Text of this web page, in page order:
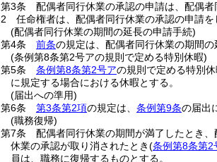
第3条
配偶者同行休業の承認の申請は、配偶
2
任命権者は、配偶者同行休業の承認の申請
(配偶者同行休業の期間の延長の申請手続)
第4条
前条の規定は、配偶者同行休業の期間の
(条例第8条第2号アの規則で定める特別休暇)
第5条
条例第8条第2号アの規則で定める特別休
に規定する場合における休暇とする。
(届出への準用)
第6条
第3条第2項の規定は、 条例第9条の届出
(職務復帰)
第7条
配偶者同行休業の期間が満了したとき
休業の承認が取り消されたとき(条例第8条第2
員は、職務に復帰するものとする。